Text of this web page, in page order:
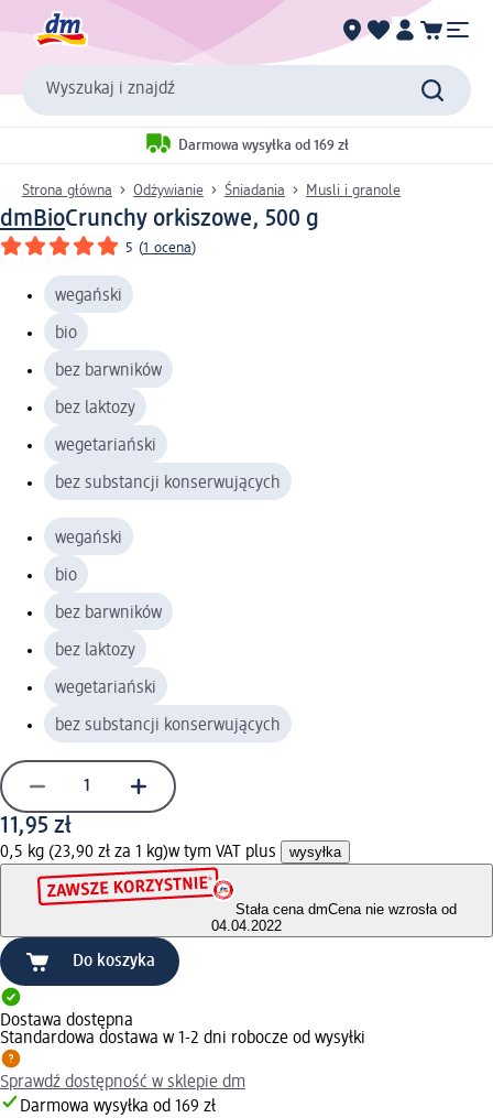
Wyszukaj i znajdź
Darmowa wysyłka od 169 zł
Strona główna Odżywianie Śniadania Musli i granole
dmBioCrunchy orkiszowe, 500 g
5 (1 ocena)
wegański
bio
bez barwników
bez laktozy
wegetariański
bez substancji konserwujących
wegański
bio
bez barwników
bez laktozy
wegetariański
bez substancji konserwujących
11,95 zł
0,5 kg (23,90 zł za 1 kg)w tym VAT plus wysyłka
Stała cena dmCena nie wzrosła od
04.04.2022
Do koszyka
Dostawa dostępna
Standardowa dostawa w 1-2 dni robocze od wysyłki
Sprawdź dostępność w sklepie dm
Darmowa wysyłka od 169 zł